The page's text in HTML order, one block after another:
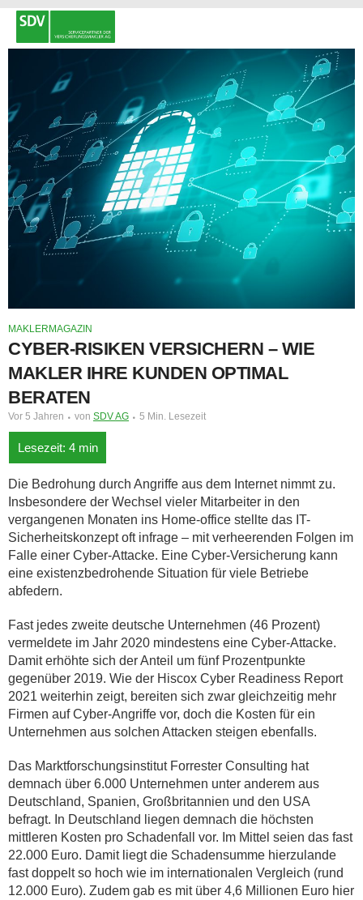
MAKLERMAGAZIN
CYBER-RISIKEN VERSICHERN – WIE
MAKLER IHRE KUNDEN OPTIMAL
BERATEN
Vor 5 Jahren von SDV AG 5 Min. Lesezeit
Die Bedrohung durch Angriffe aus dem Internet nimmt zu.
Insbesondere der Wechsel vieler Mitarbeiter in den
vergangenen Monaten ins Home-office stellte das IT-
Sicherheitskonzept oft infrage – mit verheerenden Folgen im
Falle einer Cyber-Attacke. Eine Cyber-Versicherung kann
eine existenzbedrohende Situation für viele Betriebe
abfedern.
Fast jedes zweite deutsche Unternehmen (46 Prozent)
vermeldete im Jahr 2020 mindestens eine Cyber-Attacke.
Damit erhöhte sich der Anteil um fünf Prozentpunkte
gegenüber 2019. Wie der Hiscox Cyber Readiness Report
2021 weiterhin zeigt, bereiten sich zwar gleichzeitig mehr
Firmen auf Cyber-Angriffe vor, doch die Kosten für ein
Unternehmen aus solchen Attacken steigen ebenfalls.
Das Marktforschungsinstitut Forrester Consulting hat
demnach über 6.000 Unternehmen unter anderem aus
Deutschland, Spanien, Großbritannien und den USA
befragt. In Deutschland liegen demnach die höchsten
mittleren Kosten pro Schadenfall vor. Im Mittel seien das fast
22.000 Euro. Damit liegt die Schadensumme hierzulande
fast doppelt so hoch wie im internationalen Vergleich (rund
12.000 Euro). Zudem gab es mit über 4,6 Millionen Euro hier